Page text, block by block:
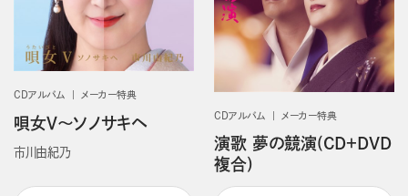
CDアルバム メーカー特典
唄女Ⅴ～ソノサキヘ
市川由紀乃
CDアルバム メーカー特典
演歌 夢の競演(CD＋DVD
複合)